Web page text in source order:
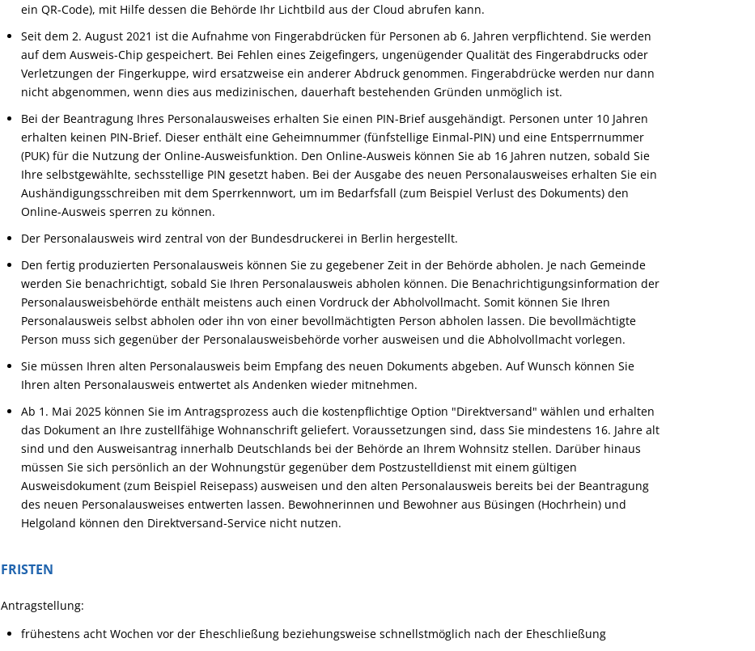
ein QR-Code), mit Hilfe dessen die Behörde Ihr Lichtbild aus der Cloud abrufen kann.
Seit dem 2. August 2021 ist die Aufnahme von Fingerabdrücken für Personen ab 6. Jahren verpflichtend. Sie werden
auf dem Ausweis-Chip gespeichert. Bei Fehlen eines Zeigefingers, ungenügender Qualität des Fingerabdrucks oder
Verletzungen der Fingerkuppe, wird ersatzweise ein anderer Abdruck genommen. Fingerabdrücke werden nur dann
nicht abgenommen, wenn dies aus medizinischen, dauerhaft bestehenden Gründen unmöglich ist.
Bei der Beantragung Ihres Personalausweises erhalten Sieeinen PIN-Briefausgehändigt. Personen unter 10 Jahren
erhalten keinen PIN-Brief. Dieser enthält eine Geheimnummer (fünfstellige Einmal-PIN) und eine Entsperrnummer
(PUK) für die Nutzung der Online-Ausweisfunktion. Den Online-Ausweis können Sie ab 16 Jahren nutzen, sobald Sie
Ihre selbstgewählte, sechsstellige PIN gesetzt haben. Bei der Ausgabe des neuen Personalausweises erhalten Sie ein
Aushändigungsschreiben mit dem Sperrkennwort, um im Bedarfsfall (zum Beispiel Verlust des Dokuments) den
Online-Ausweis sperren zu können.
Der Personalausweis wird zentral von der Bundesdruckerei in Berlin hergestellt.
Den fertig produzierten Personalausweis können Sie zu gegebener Zeit in der Behörde abholen. Je nach Gemeinde
werden Sie benachrichtigt, sobald Sie Ihren Personalausweis abholen können. Die Benachrichtigungsinformation der
Personalausweisbehörde enthält meistens auch einen Vordruck der Abholvollmacht. Somit können Sie Ihren
Personalausweis selbst abholen oder ihn von einer bevollmächtigten Person abholen lassen. Die bevollmächtigte
Person muss sich gegenüber der Personalausweisbehörde vorher ausweisen und die Abholvollmacht vorlegen.
Sie müssen Ihren alten Personalausweis beim Empfang des neuen Dokuments abgeben. Auf Wunsch können Sie
Ihren alten Personalausweis entwertet als Andenken wieder mitnehmen.
Ab 1. Mai 2025 können Sie im Antragsprozess auch die kostenpflichtige Option "Direktversand" wählen und erhalten
das Dokument an Ihre zustellfähige Wohnanschrift geliefert. Voraussetzungen sind, dass Sie mindestens 16. Jahre alt
sind und den Ausweisantrag innerhalb Deutschlands bei der Behörde an Ihrem Wohnsitz stellen. Darüber hinaus
müssen Sie sich persönlich an der Wohnungstür gegenüber dem Postzustelldienst mit einem gültigen
Ausweisdokument (zum Beispiel Reisepass) ausweisen und den alten Personalausweis bereits bei der Beantragung
des neuen Personalausweises entwerten lassen. Bewohnerinnen und Bewohner aus Büsingen (Hochrhein) und
Helgoland können den Direktversand-Service nicht nutzen.
FRISTEN
Antragstellung:
frühestens acht Wochen vor der Eheschließung beziehungsweise schnellstmöglich nach der Eheschließung